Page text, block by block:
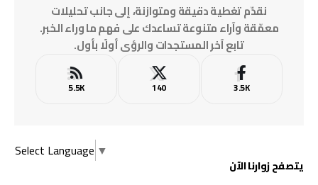
نقدّم تغطية دقيقة ومتوازنة، إلى جانب تحليلات
معمّقة وآراء متنوعة تساعدك على فهم ما وراء الخبر.
تابع آخر المستجدات والرؤى أولًا بأول.
3.5K
140
5.5K
Select Language ▼
يتصفح زوارنا الآن